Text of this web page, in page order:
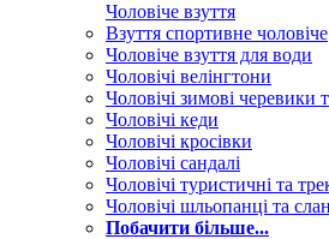
Чоловіче взуття
Взуття спортивне чоловіче
Чоловіче взуття для води
Чоловічі велінгтони
Чоловічі зимові черевики
Чоловічі кеди
Чоловічі кросівки
Чоловічі сандалі
Чоловічі туристичні та
Чоловічі шльопанці та
Побачити більше...